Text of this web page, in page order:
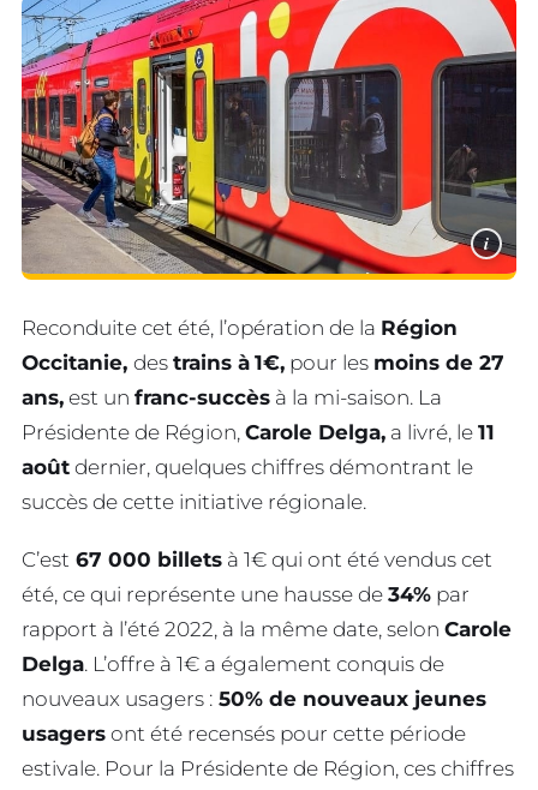
i
Reconduite cet été, l’opération de la Région
Occitanie, des trains à 1€, pour les moins de 27
ans, est un franc-succès à la mi-saison. La
Présidente de Région, Carole Delga, a livré, le 11
août dernier, quelques chiffres démontrant le
succès de cette initiative régionale.
C’est 67 000 billets à 1€ qui ont été vendus cet
été, ce qui représente une hausse de 34% par
rapport à l’été 2022, à la même date, selon Carole
Delga. L’offre à 1€ a également conquis de
nouveaux usagers : 50% de nouveaux jeunes
usagers ont été recensés pour cette période
estivale. Pour la Présidente de Région, ces chiffres